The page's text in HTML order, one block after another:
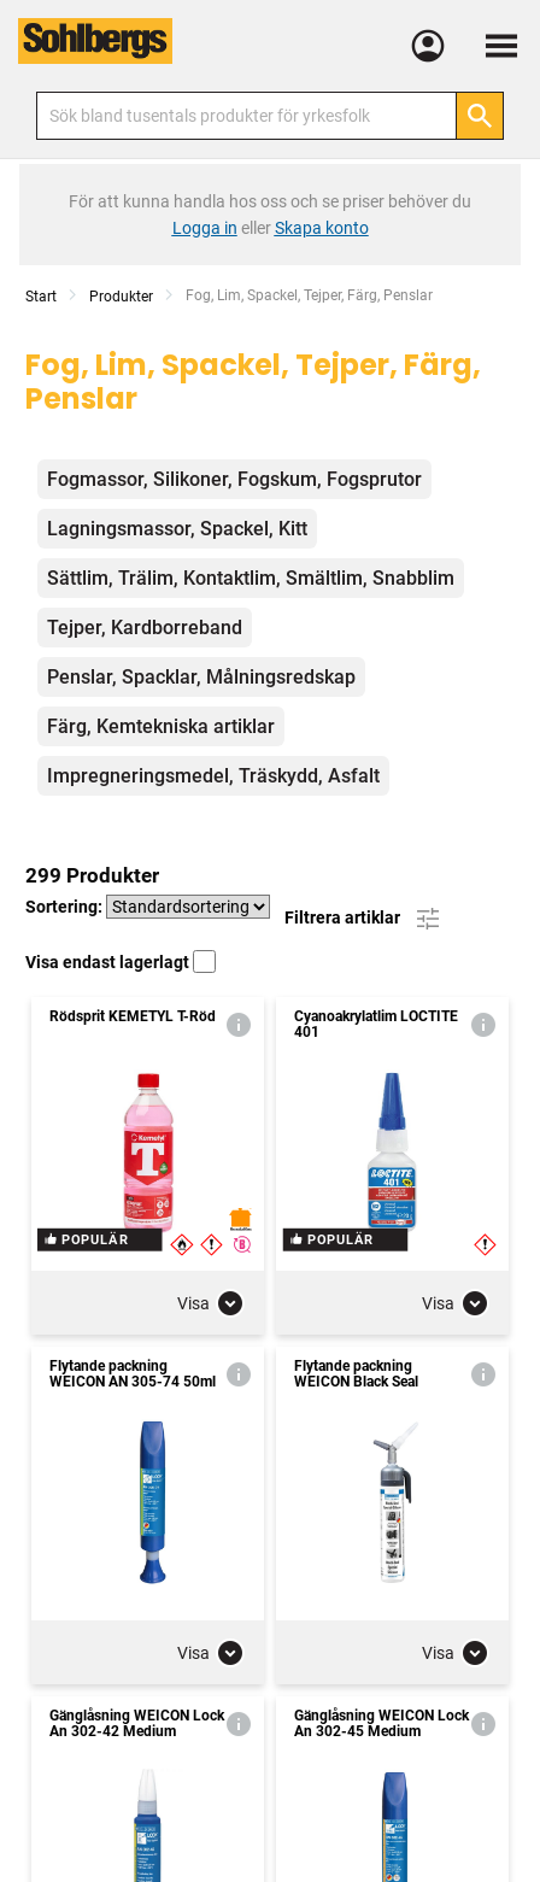
Meny
För att kunna handla hos oss och se priser behöver du
Logga in ellerSkapa konto
Start Produkter Current:
Fog, Lim, Spackel, Tejper, Färg, Penslar
Fog, Lim, Spackel, Tejper, Färg,
Penslar
Kategorier
Fogmassor, Silikoner, Fogskum, Fogsprutor
Lagningsmassor, Spackel, Kitt
Sättlim, Trälim, Kontaktlim, Smältlim, Snabblim
Tejper, Kardborreband
Penslar, Spacklar, Målningsredskap
Färg, Kemtekniska artiklar
Impregneringsmedel, Träskydd, Asfalt
299 Produkter
Sortering:
Filtrera artiklar
Visa endast lagerlagt
Rödsprit KEMETYL T-Röd
POPULÄR
Visa
Cyanoakrylatlim LOCTITE
401
POPULÄR
Visa
Flytande packning
WEICON AN 305-74 50ml
Visa
Flytande packning
WEICON Black Seal
Visa
Gänglåsning WEICON Lock
An 302-42 Medium
Gänglåsning WEICON Lock
An 302-45 Medium